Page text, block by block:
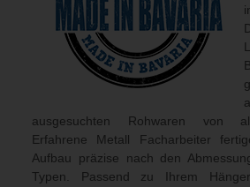
ausgesuchten Rohwaren von
Erfahrene Metall Facharbeiter
Aufbau präzise nach den
Typen. Passend zu Ihrem